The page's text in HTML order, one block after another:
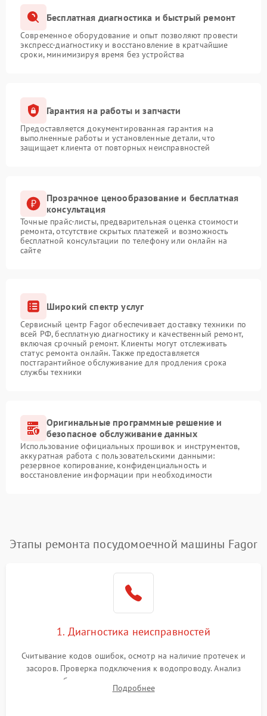
Бесплатная диагностика и быстрый ремонт
Современное оборудование и опыт позволяют провести
экспресс-диагностику и восстановление в кратчайшие
сроки, минимизируя время без устройства
Гарантия на работы и запчасти
Предоставляется документированная гарантия на
выполненные работы и установленные детали, что
защищает клиента от повторных неисправностей
Прозрачное ценообразование и бесплатная
консультация
Точные прайс-листы, предварительная оценка стоимости
ремонта, отсутствие скрытых платежей и возможность
бесплатной консультации по телефону или онлайн на
сайте
Широкий спектр услуг
Сервисный центр Fagor обеспечивает доставку техники по
всей РФ, бесплатную диагностику и качественный ремонт,
включая срочный ремонт. Клиенты могут отслеживать
статус ремонта онлайн. Также предоставляется
постгарантийное обслуживание для продления срока
службы техники
Оригинальные программные решение и
безопасное обслуживание данных
Использование официальных прошивок и инструментов,
аккуратная работа с пользовательскими данными:
резервное копирование, конфиденциальность и
восстановление информации при необходимости
Этапы ремонта посудомоечной машины Fagor
1. Диагностика неисправностей
Считывание кодов ошибок, осмотр на наличие протечек и
засоров. Проверка подключения к водопроводу. Анализ
жалоб на отсутствие слива, нагрева, вращения
разбрызгивателей или срабатывание системы защиты
Подробнее